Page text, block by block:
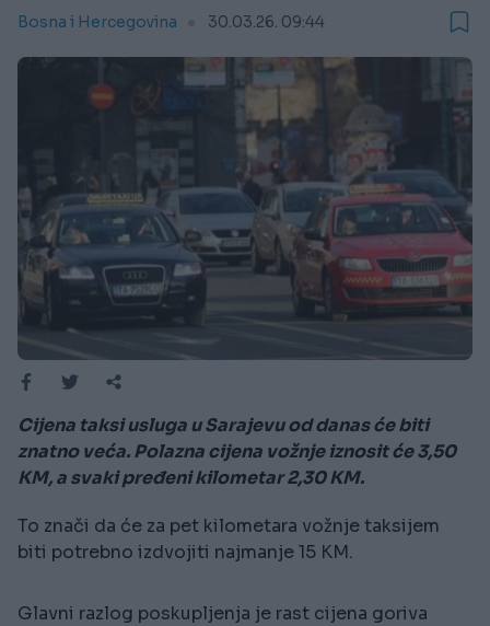
Bosna i Hercegovina 30.03.26. 09:44
Cijena taksi usluga u Sarajevu od danas će biti
znatno veća. Polazna cijena vožnje iznosit će 3,50
KM, a svaki pređeni kilometar 2,30 KM.
To znači da će za pet kilometara vožnje taksijem
biti potrebno izdvojiti najmanje 15 KM.
Glavni razlog poskupljenja je rast cijena goriva